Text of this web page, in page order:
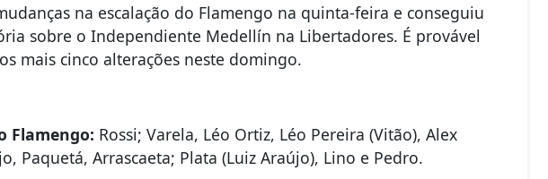
na escalação do Flamengo na quinta-feira e conseguiu
sobre o Independiente Medellín na Libertadores. É provável
mais cinco alterações neste domingo.
Flamengo: Rossi; Varela, Léo Ortiz, Léo Pereira (Vitão), Alex
Paquetá, Arrascaeta; Plata (Luiz Araújo), Lino e Pedro.